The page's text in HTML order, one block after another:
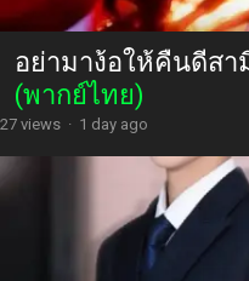
อย่ามาง้อให้คืนดีสา
(พากย์ไทย)
27 views · 1 day ago